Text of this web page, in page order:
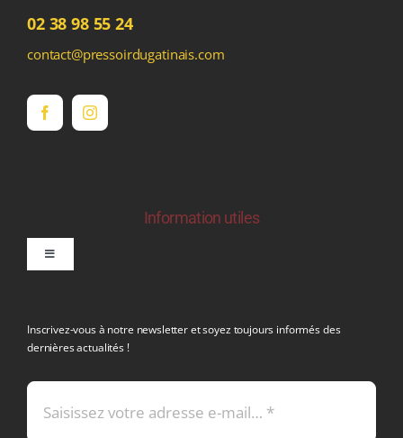
02 38 98 55 24
contact@pressoirdugatinais.com
Information utiles
Toggle
Mentions légales
Inscrivez-vous à notre newsletter et soyez toujours informés des
dernières actualités !